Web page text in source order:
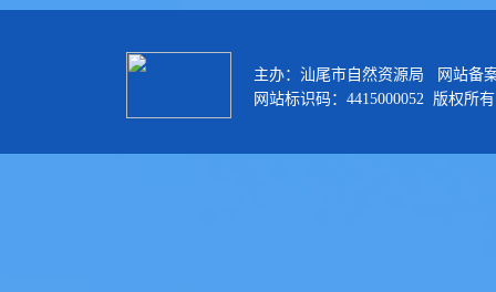
主办：汕尾市自然资源局 网站备
网站标识码：4415000052 版权所